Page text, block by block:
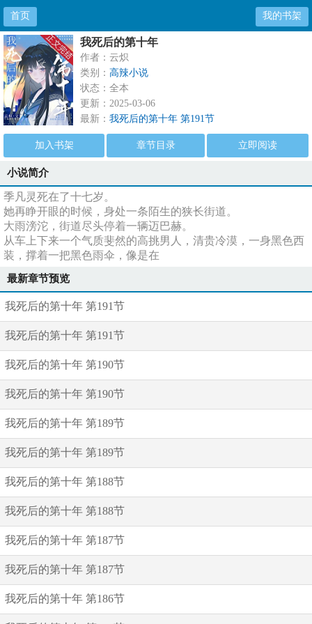
首页 我的书架
我死后的第十年
作者：云炽
类别： 高辣小说
状态：全本
更新：2025-03-06
最新： 我死后的第十年 第191节
加入书架 章节目录 立即阅读
小说简介
季凡灵死在了十七岁。
她再睁开眼的时候，身处一条陌生的狭长街道。
大雨滂沱，街道尽头停着一辆迈巴赫。
从车上下来一个气质斐然的高挑男人，清贵冷漠，一身黑色西
装，撑着一把黑色雨伞，像是在
最新章节预览
我死后的第十年 第191节
我死后的第十年 第191节
我死后的第十年 第190节
我死后的第十年 第190节
我死后的第十年 第189节
我死后的第十年 第189节
我死后的第十年 第188节
我死后的第十年 第188节
我死后的第十年 第187节
我死后的第十年 第187节
我死后的第十年 第186节